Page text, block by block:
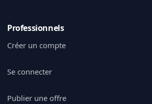
Professionnels
Créer un compte
Se connecter
Publier une offre